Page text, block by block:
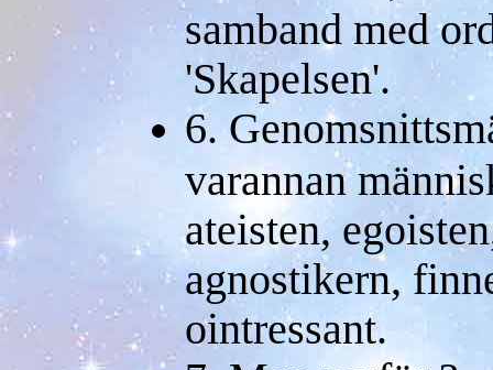
samband med
'Skapelsen'.
6.
varannan
ateisten,
agnostikern,
ointressant.